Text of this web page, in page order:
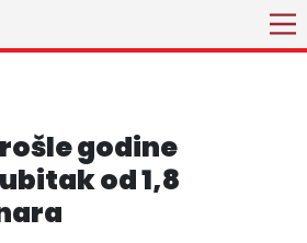
godine
od 1,8